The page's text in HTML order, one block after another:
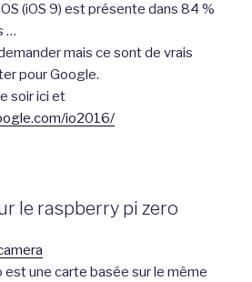
(iOS 9) est présente dans 84 %
…
mais ce sont de vrais
pour Google.
soir ici et
io2016/
le raspberry pi zero
est une carte basée sur le même